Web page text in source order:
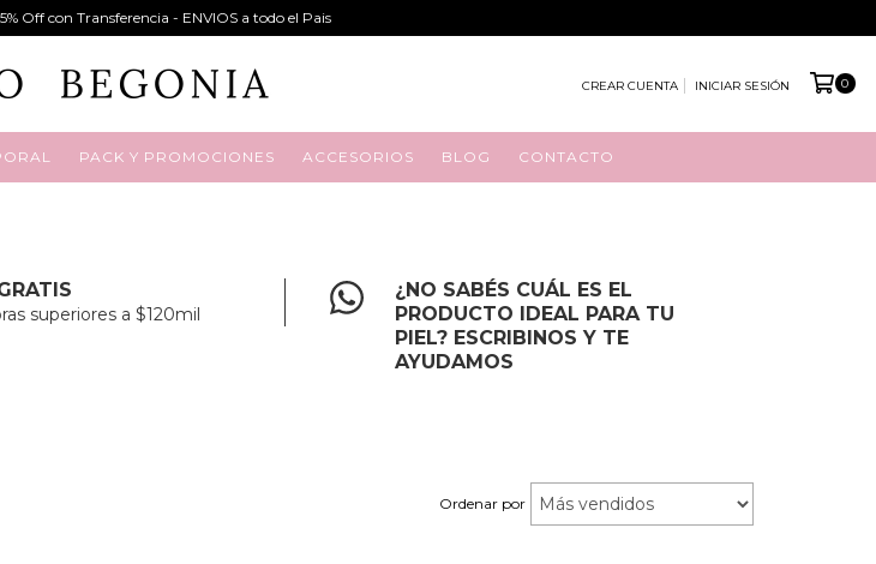
Off con Transferencia - ENVIOS a todo el Pais
CREAR CUENTA INICIAR SESIÓN 0
PACK Y PROMOCIONES ACCESORIOS BLOG CONTACTO
superiores a $120mil
¿NO SABÉS CUÁL ES EL
PRODUCTO IDEAL PARA TU
PIEL? ESCRIBINOS Y TE
AYUDAMOS
Ordenar por